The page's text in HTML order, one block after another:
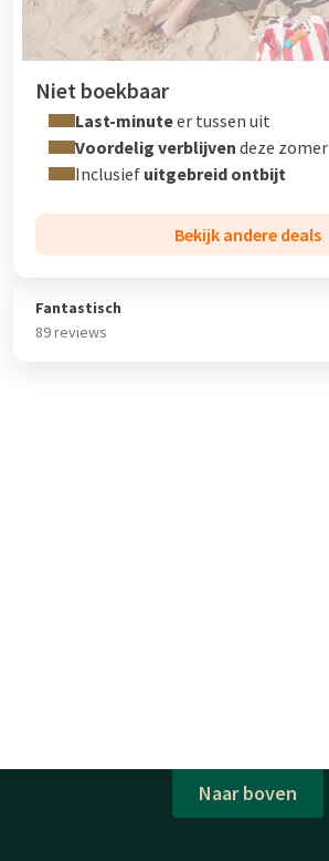
Niet boekbaar
Last-minuteer tussen uit
Voordelig verblijven deze zomer
Inclusief uitgebreid ontbijt
Bekijk andere deals
Fantastisch
89 reviews
Naar boven